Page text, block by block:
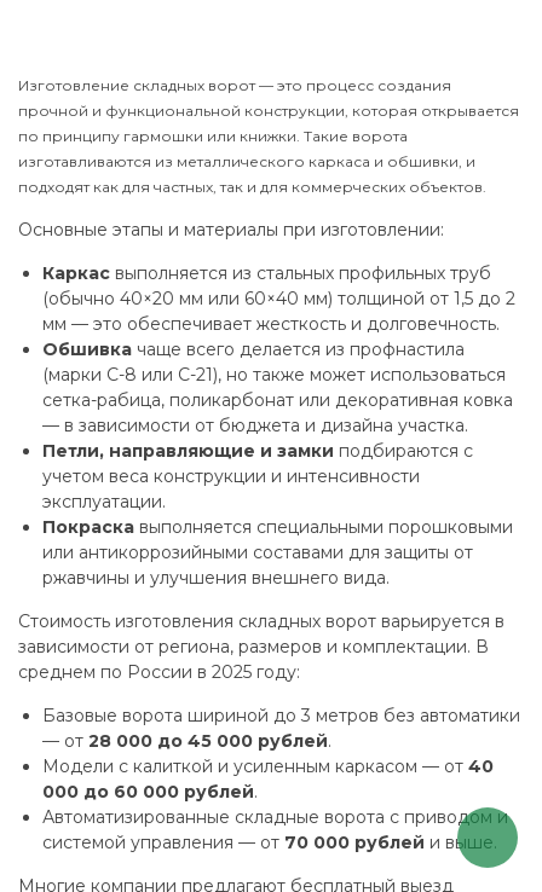
Изготовление складных ворот — это процесс создания
прочной и функциональной конструкции, которая открывается
по принципу гармошки или книжки. Такие ворота
изготавливаются из металлического каркаса и обшивки, и
подходят как для частных, так и для коммерческих объектов.
Основные этапы и материалы при изготовлении:
Каркас выполняется из стальных профильных труб
(обычно 40×20 мм или 60×40 мм) толщиной от 1,5 до 2
мм — это обеспечивает жесткость и долговечность.
Обшивка чаще всего делается из профнастила
(марки С-8 или С-21), но также может использоваться
сетка-рабица, поликарбонат или декоративная ковка
— в зависимости от бюджета и дизайна участка.
Петли, направляющие и замки подбираются с
учетом веса конструкции и интенсивности
эксплуатации.
Покраска выполняется специальными порошковыми
или антикоррозийными составами для защиты от
ржавчины и улучшения внешнего вида.
Стоимость изготовления складных ворот варьируется в
зависимости от региона, размеров и комплектации. В
среднем по России в 2025 году:
Базовые ворота шириной до 3 метров без автоматики
— от 28 000 до 45 000 рублей.
Модели с калиткой и усиленным каркасом — от 40
000 до 60 000 рублей.
Автоматизированные складные ворота с приводом и
системой управления — от 70 000 рублей и выше.
Многие компании предлагают бесплатный выезд